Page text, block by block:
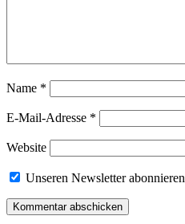
Name *
E-Mail-Adresse *
Website
Unseren Newsletter abonnieren